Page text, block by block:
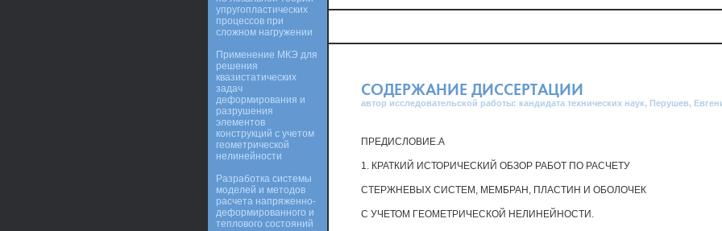
СОДЕРЖАНИЕ ДИССЕРТАЦИИ
автор исследовательской работы: кандидата технических наук, Перушев,
ПРЕДИСЛОВИЕ.А
1. КРАТКИЙ ИСТОРИЧЕСКИЙ ОБЗОР РАБОТ ПО РАСЧЕТУ
СТЕРЖНЕВЫХ СИСТЕМ, МЕМБРАН, ПЛАСТИН И ОБОЛОЧЕК
С УЧЕТОМ ГЕОМЕТРИЧЕСКОЙ НЕЛИНЕЙНОСТИ.
упругопластических
процессов при
сложном нагружении
Применение МКЭ для
решения
квазистатических
задач
деформирования и
разрушения
элементов
конструкций с учетом
геометрической
нелинейности
Разработка системы
моделей и методов
расчета напряженно-
деформированного и
теплового состояний